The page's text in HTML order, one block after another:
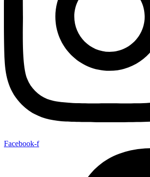
Facebook-f